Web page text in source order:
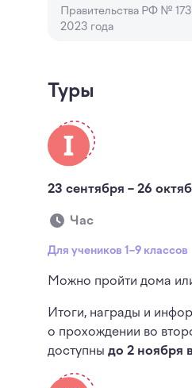
Правительства РФ №
2023 года
Туры
23 сентября – 26
Час
Для учеников 1–9 классов
Можно пройти дома
Итоги, награды и
о прохождении во
доступны до 2 ноября